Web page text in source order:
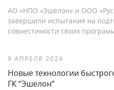
АО «НПО «Эшелон» и ООО
завершили испытания на
совместимости своих
9 АПРЕЛЯ 2024
Новые технологии
ГК “Эшелон”